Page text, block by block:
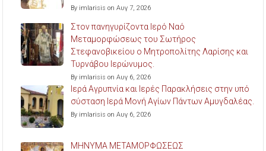
By imlarisis on Αυγ 7, 2026
Στον πανηγυρίζοντα Ιερό Ναό
Μεταμορφώσεως του Σωτήρος
Στεφανοβικείου ο Μητροπολίτης Λαρίσης και
Τυρνάβου Ιερώνυμος.
By imlarisis on Αυγ 6, 2026
Ιερά Αγρυπνία και Ιερές Παρακλήσεις στην υπό
σύσταση Ιερά Μονή Αγίων Πάντων Αμυγδαλέας.
By imlarisis on Αυγ 6, 2026
ΜΗΝΥΜΑ ΜΕΤΑΜΟΡΦΩΣΕΩΣ